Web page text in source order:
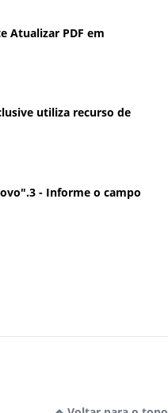
Atualizar PDF em
utiliza recurso de
- Informe o campo